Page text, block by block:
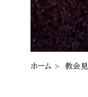
ホーム 教会